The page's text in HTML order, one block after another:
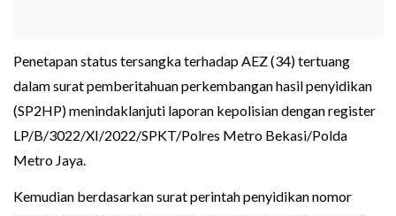
Penetapan status tersangka terhadap AEZ (34) tertuang
dalam surat pemberitahuan perkembangan hasil penyidikan
(SP2HP) menindaklanjuti laporan kepolisian dengan register
LP/B/3022/XI/2022/SPKT/Polres Metro Bekasi/Polda
Metro Jaya.
Kemudian berdasarkan surat perintah penyidikan nomor